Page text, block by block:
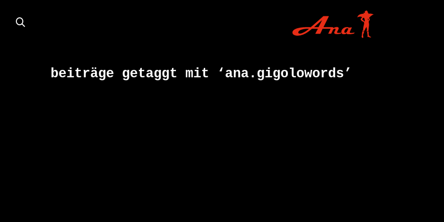
beiträge getaggt mit ‘ana.gigolowords’